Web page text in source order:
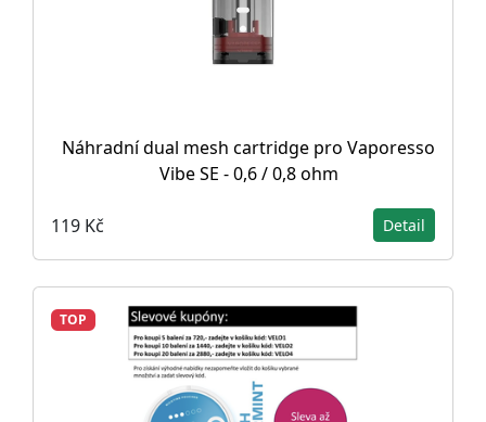
Náhradní dual mesh cartridge pro Vaporesso
Vibe SE - 0,6 / 0,8 ohm
119 Kč Detail
TOP